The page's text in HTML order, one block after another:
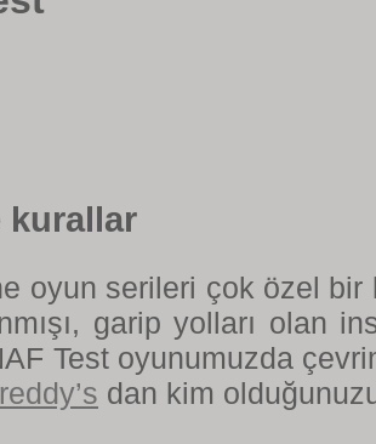
kurallar
oyun serileri çok özel
garip yolları olan
Test oyunumuzda
dan kim